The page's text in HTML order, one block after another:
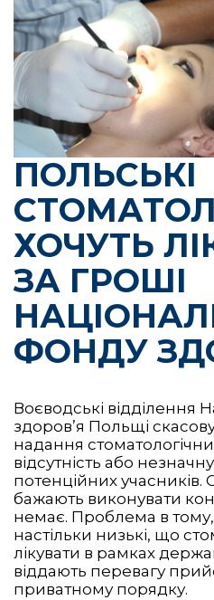
ПОЛЬСЬКІ
ХОЧУТЬ
ЗА ГРОШІ
ФОНДУ
Воєводські відділення
здоров’я Польщі
надання
відсутність або
потенційних учасників.
бажають виконувати
немає. Проблема в
настільки низькі, що
лікувати в рамках
віддають перевагу
приватному порядку.